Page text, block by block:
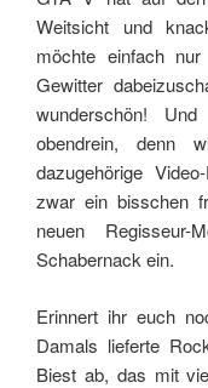
Weitsicht und
möchte einfach
Gewitter
wunderschön!
obendrein, denn
dazugehörige
zwar ein bisschen
neuen
Schabernack ein.
Erinnert ihr euch
Damals lieferte
Biest ab, das mit